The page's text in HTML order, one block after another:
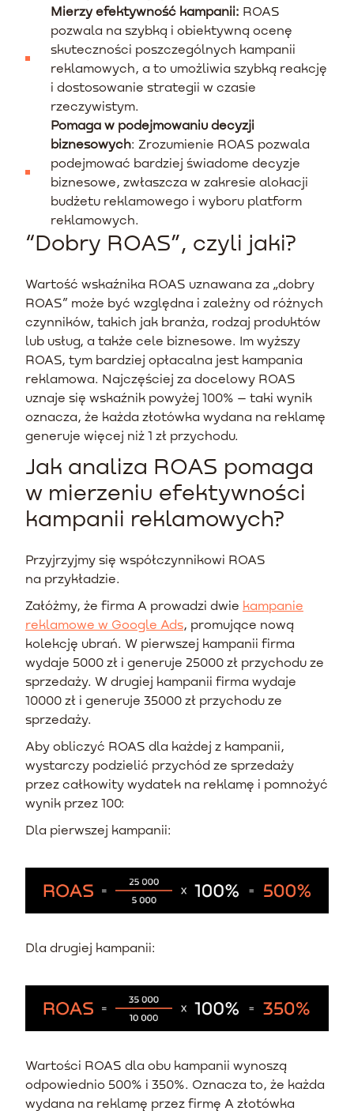
Mierzy efektywność kampanii: ROAS
pozwala na szybką i obiektywną ocenę
skuteczności poszczególnych kampanii
reklamowych, a to umożliwia szybką reakcję
i dostosowanie strategii w czasie
rzeczywistym.
Pomaga w podejmowaniu decyzji
biznesowych: Zrozumienie ROAS pozwala
podejmować bardziej świadome decyzje
biznesowe, zwłaszcza w zakresie alokacji
budżetu reklamowego i wyboru platform
reklamowych.
“Dobry ROAS”, czyli jaki?
Wartość wskaźnika ROAS uznawana za „dobry
ROAS” może być względna i zależny od różnych
czynników, takich jak branża, rodzaj produktów
lub usług, a także cele biznesowe. Im wyższy
ROAS, tym bardziej opłacalna jest kampania
reklamowa. Najczęściej za docelowy ROAS
uznaje się wskaźnik powyżej 100% – taki wynik
oznacza, że każda złotówka wydana na reklamę
generuje więcej niż 1 zł przychodu.
Jak analiza ROAS pomaga
w mierzeniu efektywności
kampanii reklamowych?
Przyjrzyjmy się współczynnikowi ROAS
na przykładzie.
Załóżmy, że firma A prowadzi dwie kampanie
reklamowe w Google Ads , promujące nową
kolekcję ubrań. W pierwszej kampanii firma
wydaje 5000 zł i generuje 25000 zł przychodu ze
sprzedaży. W drugiej kampanii firma wydaje
10000 zł i generuje 35000 zł przychodu ze
sprzedaży.
Aby obliczyć ROAS dla każdej z kampanii,
wystarczy podzielić przychód ze sprzedaży
przez całkowity wydatek na reklamę i pomnożyć
wynik przez 100:
Dla pierwszej kampanii:
Dla drugiej kampanii:
Wartości ROAS dla obu kampanii wynoszą
odpowiednio 500% i 350%. Oznacza to, że każda
wydana na reklamę przez firmę A złotówka